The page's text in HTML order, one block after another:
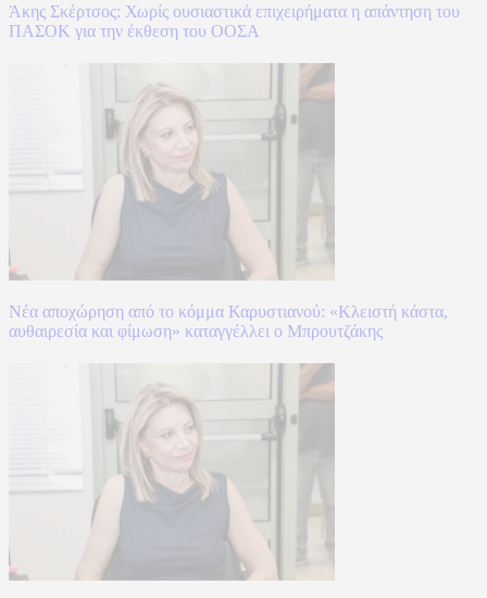
Άκης Σκέρτσος: Χωρίς ουσιαστικά επιχειρήματα η απάντηση του
ΠΑΣΟΚ για την έκθεση του ΟΟΣΑ
Νέα αποχώρηση από το κόμμα Καρυστιανού: «Κλειστή κάστα,
αυθαιρεσία και φίμωση» καταγγέλλει ο Μπρουτζάκης